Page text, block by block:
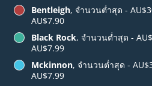
Bentleigh, จำนวนต่ำสุด -
AU$7.90
Black Rock, จำนวนต่ำสุด -
AU$7.99
Mckinnon, จำนวนต่ำสุด -
AU$7.99